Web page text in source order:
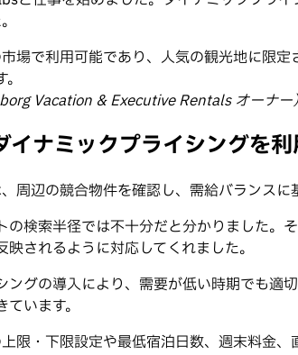
場で利用可能であり、人気の観光地に限
Vacation & Executive Rentals オーナー
ナミックプライシングを
周辺の競合物件を確認し、需給バランス
の検索半径では不十分だと分かりました。
映されるように対応してくれました。
ングの導入により、需要が低い時期でも適
います。
限・下限設定や最低宿泊日数、週末料金